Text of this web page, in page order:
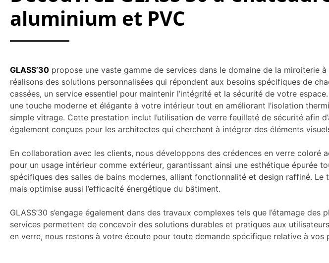
aluminium et PVC
GLASS’30 propose une vaste gamme de services dans le domaine de la miroiterie
réalisons des solutions personnalisées qui répondent aux besoins spécifiques de
cassées, un service essentiel pour maintenir l’intégrité et la sécurité de votre
une touche moderne et élégante à votre intérieur tout en améliorant l’isolation
simple vitrage. Cette prestation inclut l’utilisation de verre feuilleté de sécurité afin
également conçues pour les architectes qui cherchent à intégrer des éléments
En collaboration avec les clients, nous développons des crédences en verre
pour un usage intérieur comme extérieur, garantissant ainsi une esthétique épurée
spécifiques des salles de bains modernes, alliant fonctionnalité et design raffiné.
mais optimise aussi l’efficacité énergétique du bâtiment.
GLASS’30 s’engage également dans des travaux complexes tels que l’étamage
services permettent de concevoir des solutions durables et pratiques aux
en verre, nous restons à votre écoute pour toute demande spécifique relative à vos